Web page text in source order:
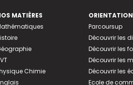
MATIÈRES
Chimie
ORIENTATION
Parcoursup
Découvrir les
Découvrir les
Découvrir les
Découvrir les
Ecole de